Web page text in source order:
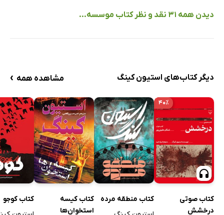
دیدن همه 31 نقد و نظر کتاب موسسه...
دیگر کتاب‌های استیون کینگ مشاهده همه ›
۴۰٪
کتاب صوتی
درخشش
کتاب منطقه مرده
کتاب کیسه
استخوان‌ها
کتاب کوجو